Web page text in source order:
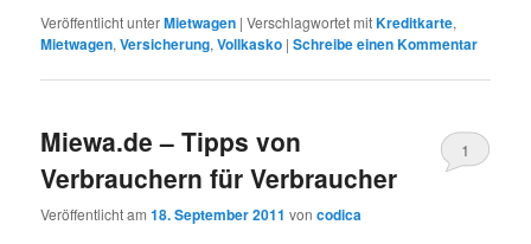
Veröffentlicht unterMietwagen |Verschlagwortet mitKreditkarte,
Mietwagen,Versicherung,Vollkasko |Schreibe einen Kommentar
Miewa.de – Tipps von
Verbrauchern für Verbraucher
Veröffentlicht am18. September 2011 voncodica
1